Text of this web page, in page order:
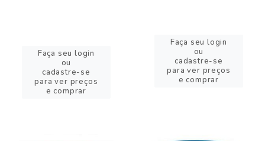
Faça seu login
ou
cadastre-se
para ver preços
e comprar
Faça seu login
ou
cadastre-se
para ver preços
e comprar